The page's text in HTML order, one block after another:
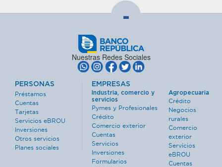
-
Nuestras Redes Sociales
PERSONAS
Préstamos
Cuentas
Tarjetas
Servicios eBROU
Inversiones
Otros servicios
Planes sociales
EMPRESAS
Industria, comercio y
servicios
Pymes y Profesionales
Crédito
Comercio exterior
Cuentas
Servicios
Inversiones
Formularios
Agropecuaria
Crédito
Negocios
rurales
Comercio
exterior
Servicios
eBROU
Cuentas